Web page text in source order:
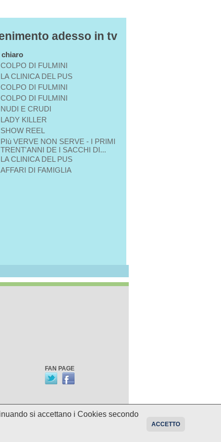
adesso in tv
COLPO DI FULMINI
LA CLINICA DEL PUS
COLPO DI FULMINI
COLPO DI FULMINI
NUDI E CRUDI
LADY KILLER
SHOW REEL
PIù VERVE NON SERVE - I PRIMI
TRENT'ANNI DE I SACCHI DI...
LA CLINICA DEL PUS
AFFARI DI FAMIGLIA
FAN PAGE
programmi potrebbero essere
si accettano i Cookies secondo
ACCETTO